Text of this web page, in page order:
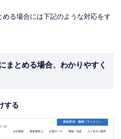
る場合には下記のような対応をす
まとめる場合、わかりやすく
する